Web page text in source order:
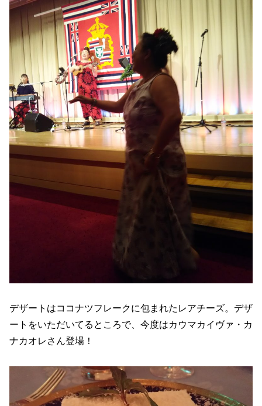
デザートはココナツフレークに包まれたレアチーズ。デザ
ートをいただいてるところで、今度はカウマカイヴァ・カ
ナカオレさん登場！